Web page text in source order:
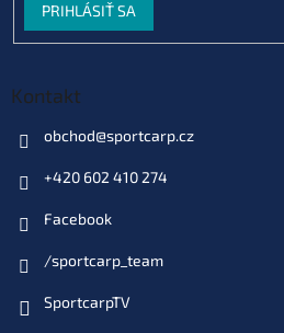
Skladom
EAN:4040048582867
PRIHLÁSIŤ SA
Kontakt
obchod@sportcarp.cz
+420 602 410 274
Facebook
/sportcarp_team
SportcarpTV